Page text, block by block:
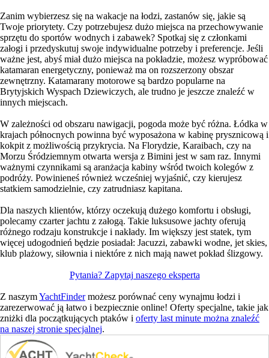
Zanim wybierzesz się na wakacje na łodzi, zastanów się, jakie są
Twoje priorytety. Czy potrzebujesz dużo miejsca na przechowywanie
sprzętu do sportów wodnych i zabawek? Spotkaj się z członkami
załogi i przedyskutuj swoje indywidualne potrzeby i preferencje. Jeśli
ważne jest, abyś miał dużo miejsca na pokładzie, możesz wypróbować
katamaran energetyczny, ponieważ ma on rozszerzony obszar
zewnętrzny. Katamarany motorowe są bardzo popularne na
Brytyjskich Wyspach Dziewiczych, ale trudno je jeszcze znaleźć w
innych miejscach.
W zależności od obszaru nawigacji, pogoda może być różna. Łódka w
krajach północnych powinna być wyposażona w kabinę prysznicową i
kokpit z możliwością przykrycia. Na Florydzie, Karaibach, czy na
Morzu Śródziemnym otwarta wersja z Bimini jest w sam raz. Innymi
ważnymi czynnikami są aranżacja kabiny wśród twoich kolegów z
podróży. Powinieneś również wcześniej wyjaśnić, czy kierujesz
statkiem samodzielnie, czy zatrudniasz kapitana.
Dla naszych klientów, którzy oczekują dużego komfortu i obsługi,
polecamy czarter jachtu z załogą. Takie luksusowe jachty oferują
różnego rodzaju konstrukcje i nakłady. Im większy jest statek, tym
więcej udogodnień będzie posiadał: Jacuzzi, zabawki wodne, jet skies,
klub plażowy, siłownia i niektóre z nich mają nawet pokład ślizgowy.
Pytania? Zapytaj naszego eksperta
Z naszymYachtFindermożesz porównać ceny wynajmu łodzi i
zarezerwować ją łatwo i bezpiecznie online! Oferty specjalne, takie jak
zniżki dla początkujących ptaków i oferty last minute można znaleźć
na naszej stronie specjalnej.